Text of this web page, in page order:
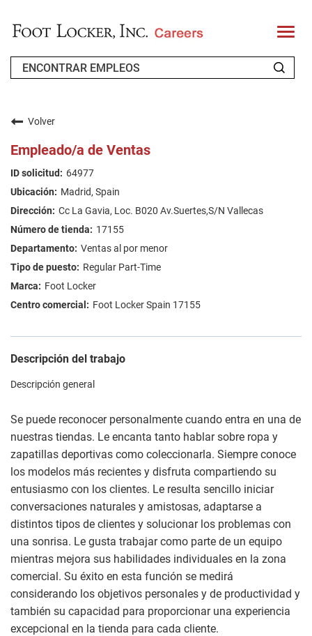
T
o
l
FAQ'S
BUSCAR EMPLEOS
Volver
Empleado/a de Ventas
64977
Madrid, Spain
Cc La Gavia, Loc. B020 Av.Suertes,S/N Vallecas
17155
Ventas al por menor
Regular Part-Time
Foot Locker
Foot Locker Spain 17155
Descripción del trabajo
Descripción general
Se puede reconocer personalmente cuando entra en una de
nuestras tiendas. Le encanta tanto hablar sobre ropa y
zapatillas deportivas como coleccionarla. Siempre conoce
los modelos más recientes y disfruta compartiendo su
entusiasmo con los clientes. Le resulta sencillo iniciar
conversaciones naturales y amistosas, adaptarse a
distintos tipos de clientes y solucionar los problemas con
una sonrisa. Le gusta trabajar como parte de un equipo
mientras mejora sus habilidades individuales en la zona
comercial. Su éxito en esta función se medirá
considerando los objetivos personales y de productividad y
también su capacidad para proporcionar una experiencia
excepcional en la tienda para cada cliente.